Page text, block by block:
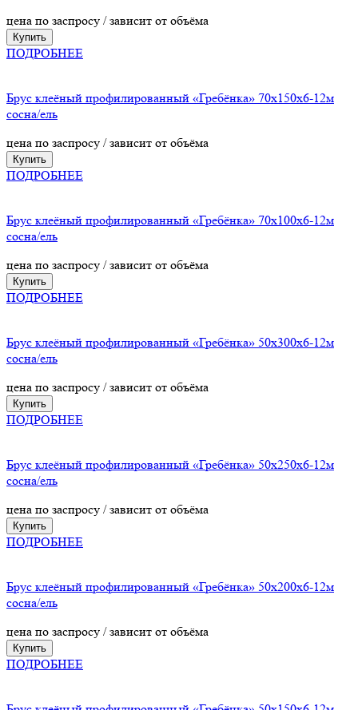
цена по заспросу / зависит от объёма
Купить
ПОДРОБНЕЕ
Брус клеёный профилированный «Гребёнка» 70х150х6-12м
сосна/ель
цена по заспросу / зависит от объёма
Купить
ПОДРОБНЕЕ
Брус клеёный профилированный «Гребёнка» 70х100х6-12м
сосна/ель
цена по заспросу / зависит от объёма
Купить
ПОДРОБНЕЕ
Брус клеёный профилированный «Гребёнка» 50х300х6-12м
сосна/ель
цена по заспросу / зависит от объёма
Купить
ПОДРОБНЕЕ
Брус клеёный профилированный «Гребёнка» 50х250х6-12м
сосна/ель
цена по заспросу / зависит от объёма
Купить
ПОДРОБНЕЕ
Брус клеёный профилированный «Гребёнка» 50х200х6-12м
сосна/ель
цена по заспросу / зависит от объёма
Купить
ПОДРОБНЕЕ